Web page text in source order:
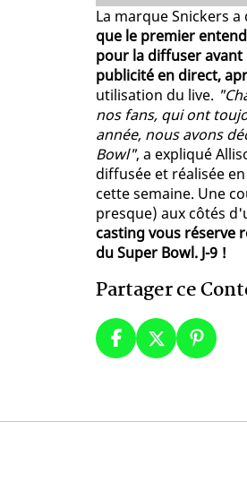
La marque Snickers
que le premier
pour la diffuser avant
publicité en direct,
utilisation du live.
nos fans, qui ont
année, nous avons
Bowl", a expliqué
diffusée et réalisée
cette semaine. Une
presque) aux côtés
casting vous réserve
du Super Bowl. J-9 !
Partager ce